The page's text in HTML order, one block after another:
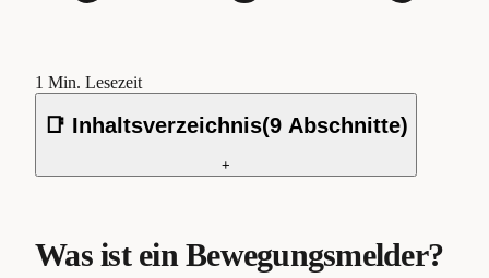
1 Min. Lesezeit
📑 Inhaltsverzeichnis(9 Abschnitte)
+
Was ist ein Bewegungsmelder?